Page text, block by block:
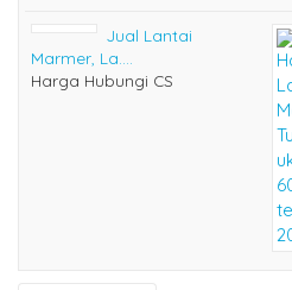
Jual Lantai
Marmer, La....
Harga Hubungi CS